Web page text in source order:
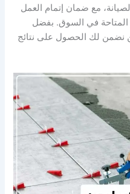
مع ضمان إتمام العمل
المتاحة في السوق. بفضل
نضمن لك الحصول على نتائج